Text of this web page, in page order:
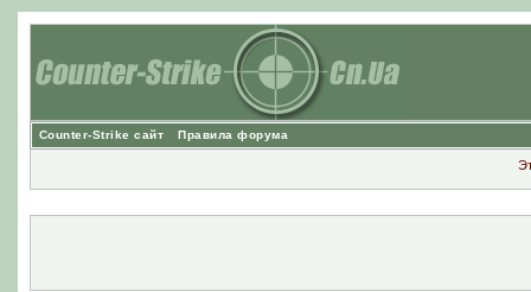
Counter-Strike сайт Правила форума